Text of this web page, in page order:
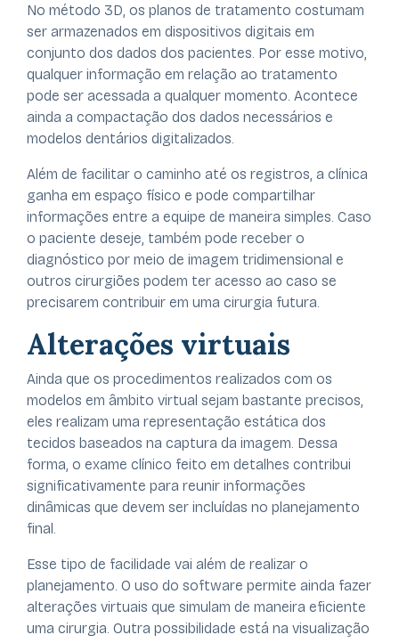
No método 3D, os planos de tratamento costumam
ser armazenados em dispositivos digitais em
conjunto dos dados dos pacientes. Por esse motivo,
qualquer informação em relação ao tratamento
pode ser acessada a qualquer momento. Acontece
ainda a compactação dos dados necessários e
modelos dentários digitalizados.
Além de facilitar o caminho até os registros, a clínica
ganha em espaço físico e pode compartilhar
informações entre a equipe de maneira simples. Caso
o paciente deseje, também pode receber o
diagnóstico por meio de imagem tridimensional e
outros cirurgiões podem ter acesso ao caso se
precisarem contribuir em uma cirurgia futura.
Alterações virtuais
Ainda que os procedimentos realizados com os
modelos em âmbito virtual sejam bastante precisos,
eles realizam uma representação estática dos
tecidos baseados na captura da imagem. Dessa
forma, o exame clínico feito em detalhes contribui
significativamente para reunir informações
dinâmicas que devem ser incluídas no planejamento
final.
Esse tipo de facilidade vai além de realizar o
planejamento. O uso do software permite ainda fazer
alterações virtuais que simulam de maneira eficiente
uma cirurgia. Outra possibilidade está na visualização